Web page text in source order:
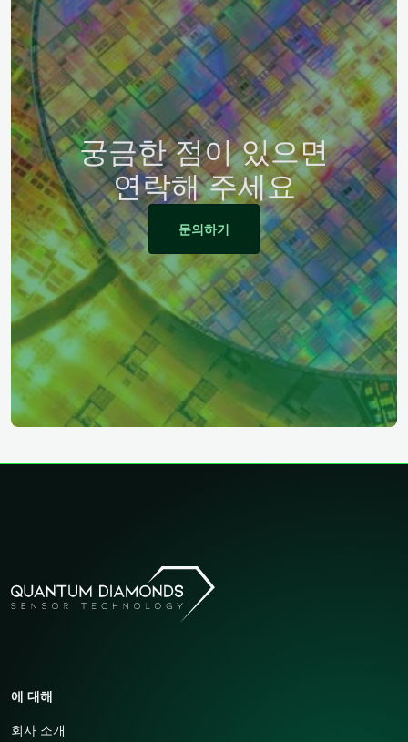
궁금한 점이 있으면
연락해 주세요
문의하기
에 대해
회사 소개